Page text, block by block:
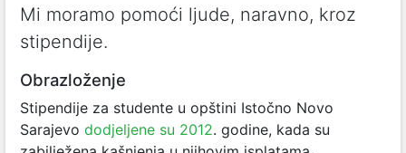
Mi moramo pomoći ljude, naravno, kroz
stipendije.
Obrazloženje
Stipendije za studente u opštini Istočno Novo
Sarajevo dodjeljene su 2012. godine, kada su